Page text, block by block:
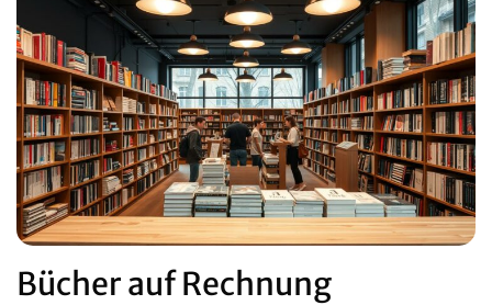
Bücher auf Rechnung